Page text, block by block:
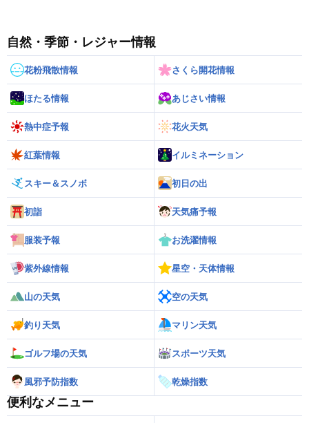
自然・季節・レジャー情報
花粉飛散情報 さくら開花情報
ほたる情報 あじさい情報
熱中症予報 花火天気
紅葉情報 イルミネーション
スキー＆スノボ 初日の出
初詣 天気痛予報
服装予報 お洗濯情報
紫外線情報 星空・天体情報
山の天気 空の天気
釣り天気 マリン天気
ゴルフ場の天気 スポーツ天気
風邪予防指数 乾燥指数
便利なメニュー